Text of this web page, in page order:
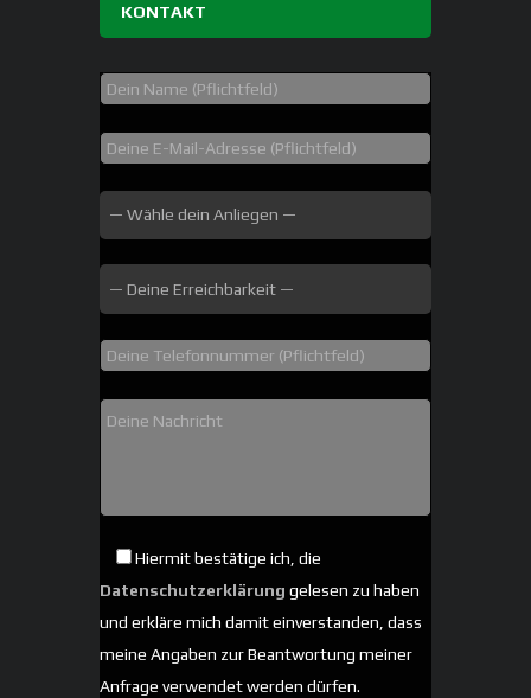
KONTAKT
Hiermit bestätige ich, die
Datenschutzerklärung gelesen zu haben
und erkläre mich damit einverstanden, dass
meine Angaben zur Beantwortung meiner
Anfrage verwendet werden dürfen.